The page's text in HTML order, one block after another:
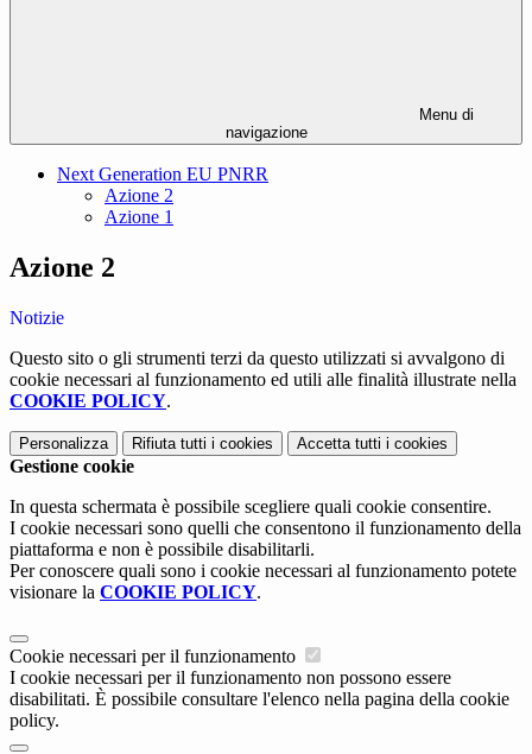
Menu di
navigazione
Next Generation EU PNRR
Azione 2
Azione 1
Azione 2
Notizie
Questo sito o gli strumenti terzi da questo utilizzati si avvalgono di
cookie necessari al funzionamento ed utili alle finalità illustrate nella
COOKIE POLICY.
Personalizza Rifiuta tutti i cookies Accetta tutti i cookies
Gestione cookie
In questa schermata è possibile scegliere quali cookie consentire.
I cookie necessari sono quelli che consentono il funzionamento della
piattaforma e non è possibile disabilitarli.
Per conoscere quali sono i cookie necessari al funzionamento potete
visionare la COOKIE POLICY.
Cookie necessari per il funzionamento
I cookie necessari per il funzionamento non possono essere
disabilitati. È possibile consultare l'elenco nella pagina della cookie
policy.